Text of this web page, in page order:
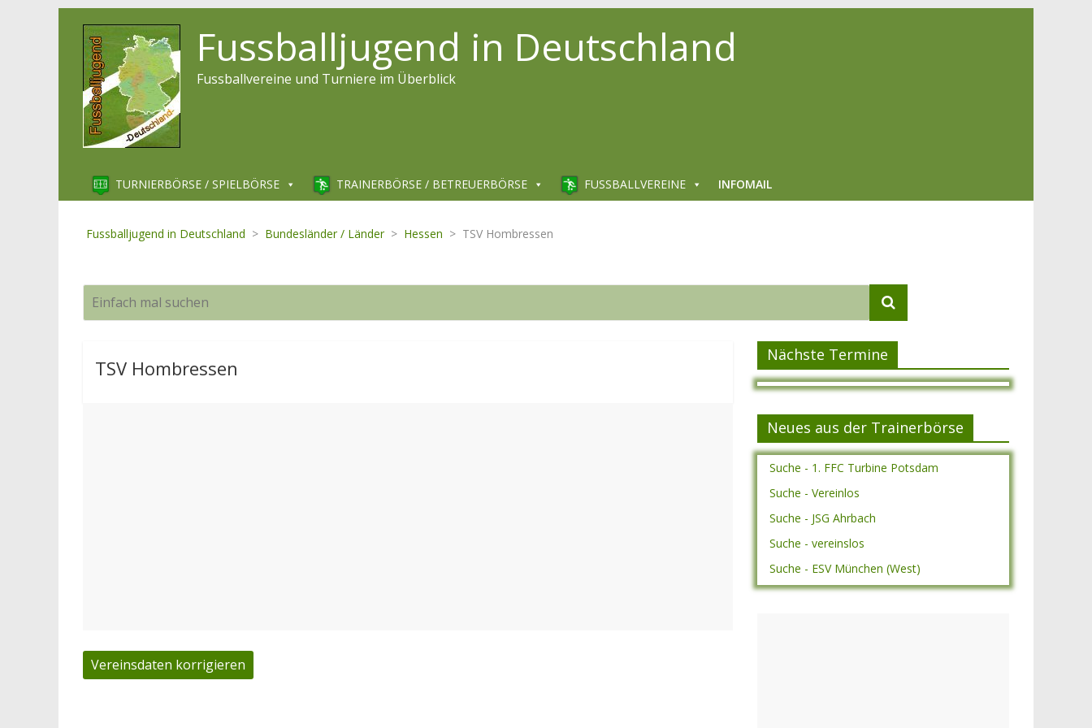
Fussballjugend in Deutschland
Fussballvereine und Turniere im Überblick
TURNIERBÖRSE / SPIELBÖRSE TRAINERBÖRSE / BETREUERBÖRSE FUSSBALLVEREINE INFOMAIL
Fussballjugend in Deutschland > Bundesländer / Länder > Hessen > TSV Hombressen
TSV Hombressen
Vereinsdaten korrigieren
Nächste Termine
Neues aus der Trainerbörse
Suche - 1. FFC Turbine Potsdam
Suche - Vereinlos
Suche - JSG Ahrbach
Suche - vereinslos
Suche - ESV München (West)